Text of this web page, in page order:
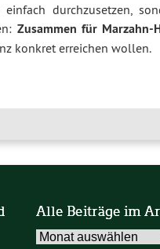
durchzusetzen,
Zusammen für Marzahn-
konkret erreichen wollen.
Alle Beiträge im
Alle